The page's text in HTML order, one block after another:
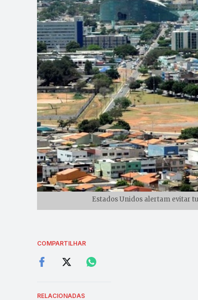
Estados Unidos alertam evitar
COMPARTILHAR
RELACIONADAS